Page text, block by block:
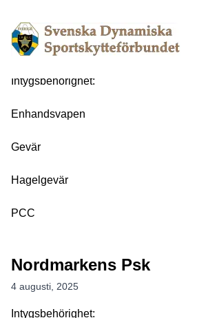
Kristinehamns
4 augusti, 2025
Intygsbehörighet:
Enhandsvapen
Gevär
Hagelgevär
PCC
Nordmarkens Psk
4 augusti, 2025
Intygsbehörighet: